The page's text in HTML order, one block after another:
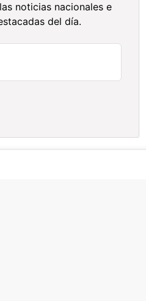
noticias nacionales e
del día.